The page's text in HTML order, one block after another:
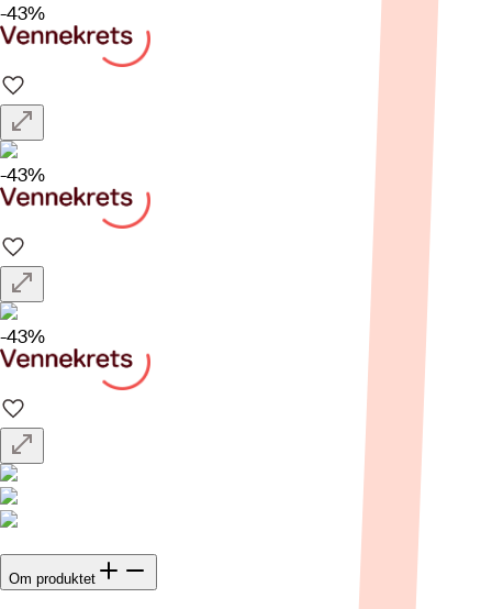
-43%
-43%
-43%
Om produktet